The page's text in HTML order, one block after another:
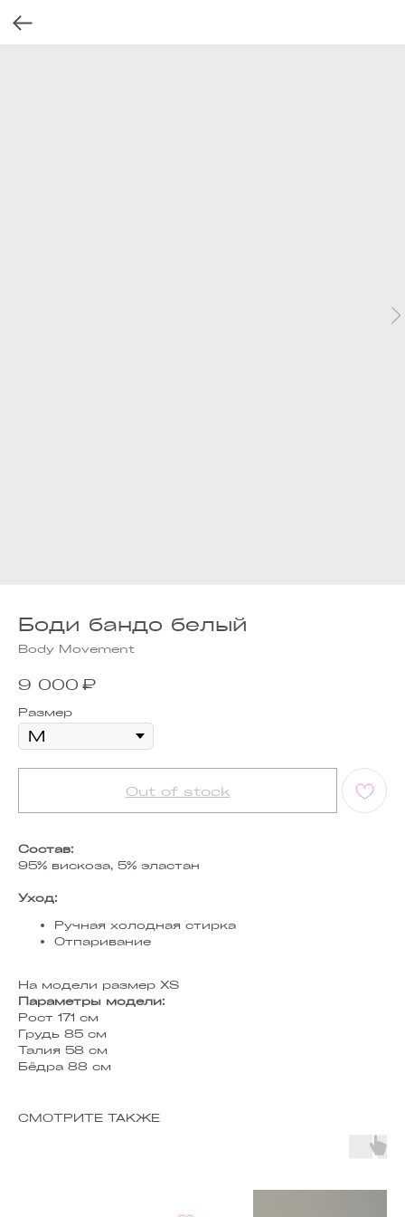
Боди бандо белый
Body Movement
9 000 ₽
Размер
Out of stock
Состав:
95% вискоза, 5% эластан
Уход:
Ручная холодная стирка
Отпаривание
На модели размер XS
Параметры модели:
Рост 171 см
Грудь 85 см
Талия 58 см
Бёдра 88 см
СМОТРИТЕ ТАКЖЕ